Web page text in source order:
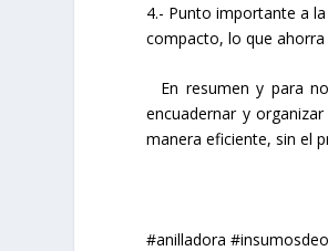
4.- Punto importante a
compacto, lo que
En resumen y para
encuadernar y
manera eficiente, sin el
#anilladora